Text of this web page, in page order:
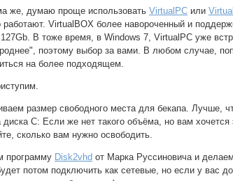
же, думаю проще использовать VirtualPC или
работают. VirtualBOX более навороченный и
В тоже время, в Windows 7, VirtualPC уже
поэтому выбор за вами. В любом случае,
на более подходящем.
размер свободного места для бекапа. Лучше,
диска C: Если же нет такого объёма, но вам хочется
сколько вам нужно освободить.
программу Disk2vhd от Марка Руссиновича и
потом подключить как сетевые, но если у вас